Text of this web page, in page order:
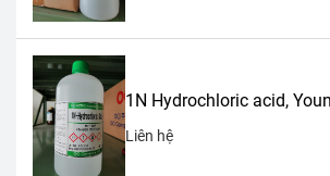
1N Hydrochloric acid,
Liên hệ